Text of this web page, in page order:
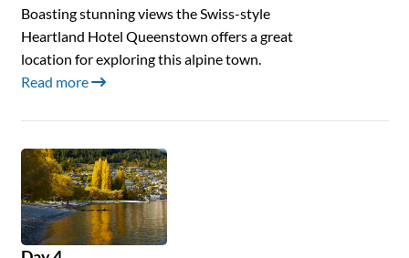
Boasting stunning views the Swiss-style
Heartland Hotel Queenstown offers a great
location for exploring this alpine town.
Read more